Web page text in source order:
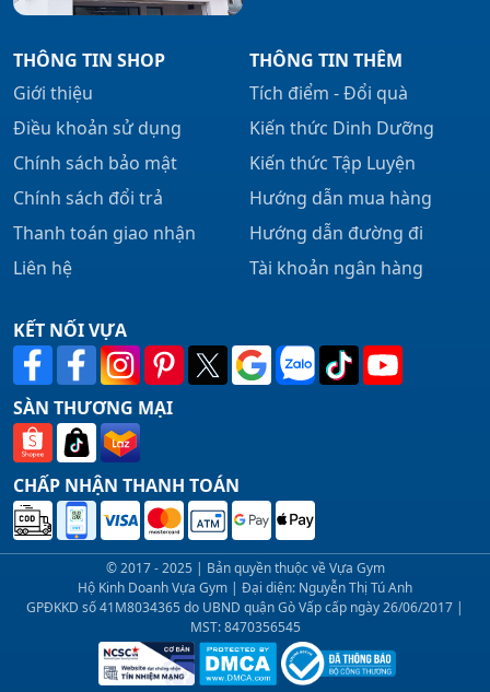
THÔNG TIN SHOP
Giới thiệu
Điều khoản sử dụng
Chính sách bảo mật
Chính sách đổi trả
Thanh toán giao nhận
Liên hệ
THÔNG TIN THÊM
Tích điểm - Đổi quà
Kiến thức Dinh Dưỡng
Kiến thức Tập Luyện
Hướng dẫn mua hàng
Hướng dẫn đường đi
Tài khoản ngân hàng
KẾT NỐI VỰA
SÀN THƯƠNG MẠI
CHẤP NHẬN THANH TOÁN
© 2017 - 2025 | Bản quyền thuộc về Vựa Gym
Hộ Kinh Doanh Vựa Gym | Đại diện: Nguyễn Thị Tú Anh
GPĐKKD số 41M8034365 do UBND quận Gò Vấp cấp ngày 26/06/2017 |
MST: 8470356545